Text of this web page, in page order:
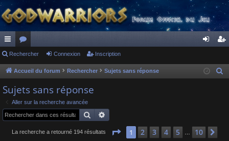
ac
co
ur
ci
s
or
u
s
ne cri
Rechercher Connexion Inscription
Accueil du forum Rechercher Sujets sans réponse
Sujets sans réponse
Aller sur la recherche avancée
Rechercher
La recherche a retourné 194 résultats Page 1sur 10
1 2 3 4 5 10